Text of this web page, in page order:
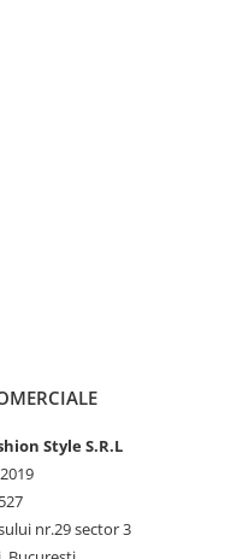
Style S.R.L
nr.29 sector 3